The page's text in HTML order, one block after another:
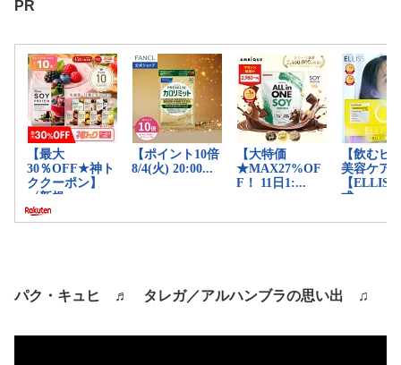
PR
パク・キュヒ ♬ タレガ／アルハンブラの思い出 ♫